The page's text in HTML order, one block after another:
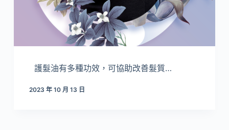
護髮油有多種功效，可協助改善髮質…
2023 年 10 月 13 日